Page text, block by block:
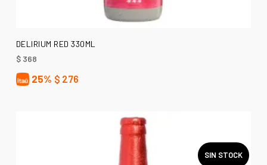
DELIRIUM RED 330ML
$368
25% $ 276
SIN STOCK